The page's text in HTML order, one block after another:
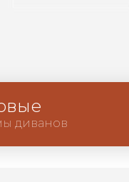
диванов